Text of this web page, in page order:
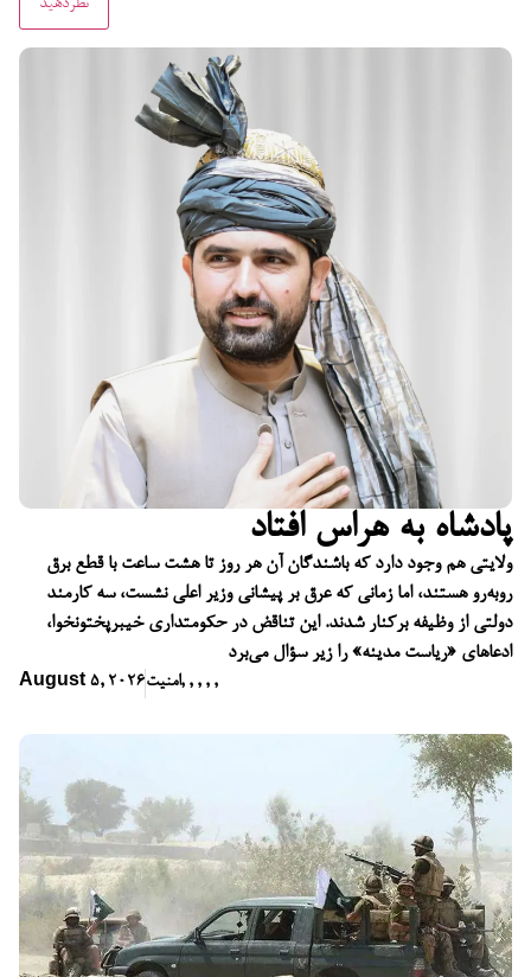
پادشاه به هراس افتاد
ولایتی هم وجود دارد که باشندگان آن هر روز تا هشت ساعت با قطع برق
روبه‌رو هستند، اما زمانی که عرق بر پیشانی وزیر اعلی نشست، سه کارمند
دولتی از وظیفه برکنار شدند. این تناقض در حکومتداری خیبرپختونخوا،
ادعاهای «ریاست مدینه» را زیر سؤال می‌برد
August 5, 2026امنیت, , , , ,